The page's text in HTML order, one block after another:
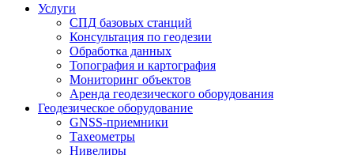
Услуги
СПД базовых станций
Консультация по геодезии
Обработка данных
Топография и картография
Мониторинг объектов
Аренда геодезического оборудования
Геодезическое оборудование
GNSS-приемники
Тахеометры
Нивелиры